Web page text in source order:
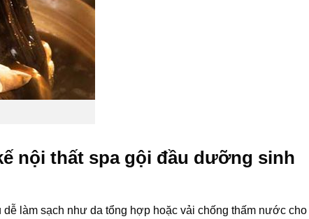
nội thất spa gội đầu dưỡng sinh
làm sạch như da tổng hợp hoặc vải chống thấm nước cho